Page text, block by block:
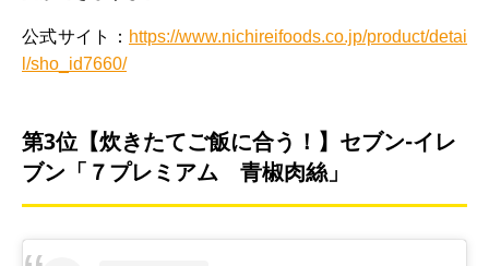
公式サイト： https://www.nichireifoods.co.jp/product/detai
l/sho_id7660/
第3位【炊きたてご飯に合う！】セブン-イレ
ブン「７プレミアム 青椒肉絲」